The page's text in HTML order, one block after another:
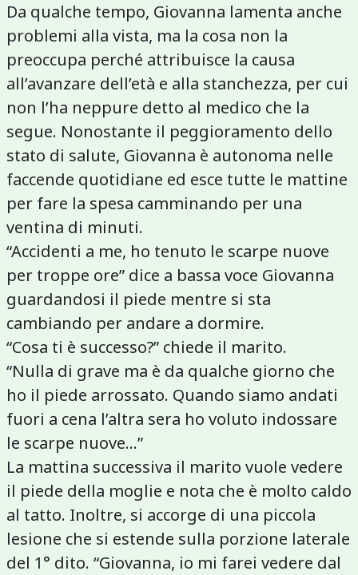
Da qualche tempo, Giovanna lamenta anche
problemi alla vista, ma la cosa non la
preoccupa perché attribuisce la causa
all’avanzare dell’età e alla stanchezza, per cui
non l’ha neppure detto al medico che la
segue. Nonostante il peggioramento dello
stato di salute, Giovanna è autonoma nelle
faccende quotidiane ed esce tutte le mattine
per fare la spesa camminando per una
ventina di minuti.
“Accidenti a me, ho tenuto le scarpe nuove
per troppe ore” dice a bassa voce Giovanna
guardandosi il piede mentre si sta
cambiando per andare a dormire.
“Cosa ti è successo?” chiede il marito.
“Nulla di grave ma è da qualche giorno che
ho il piede arrossato. Quando siamo andati
fuori a cena l’altra sera ho voluto indossare
le scarpe nuove...”
La mattina successiva il marito vuole vedere
il piede della moglie e nota che è molto caldo
al tatto. Inoltre, si accorge di una piccola
lesione che si estende sulla porzione laterale
del 1° dito. “Giovanna, io mi farei vedere dal